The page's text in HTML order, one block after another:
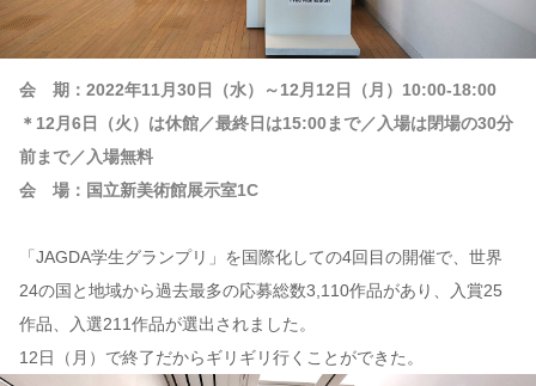
会 期：2022年11月30日（水）～12月12日（月）10:00-18:00
＊12月6日（火）は休館／最終日は15:00まで／入場は閉場の30分
前まで／入場無料
会 場：国立新美術館展示室1C
「JAGDA学生グランプリ」を国際化しての4回目の開催で、世界
24の国と地域から過去最多の応募総数3,110作品があり、入賞25
作品、入選211作品が選出されました。
12日（月）で終了だからギリギリ行くことができた。